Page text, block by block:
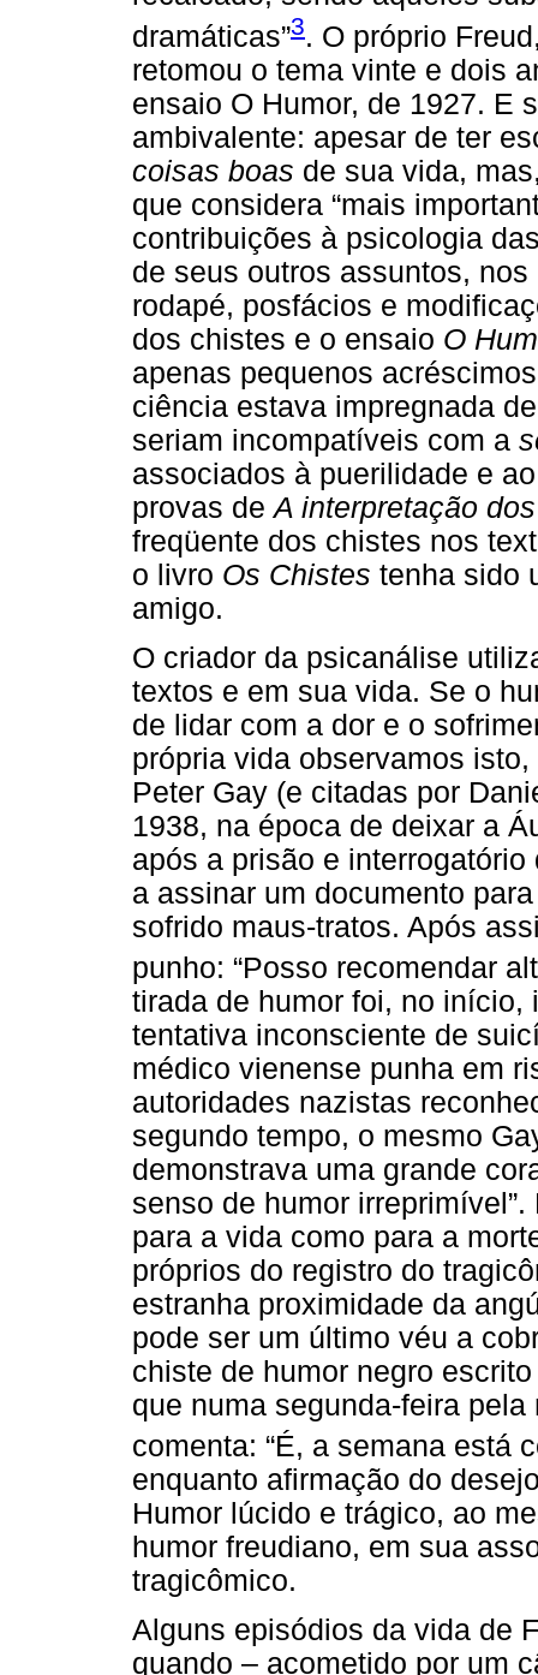
dramáticas”3. O próprio
retomou o tema vinte e dois
ensaio O Humor, de 1927. E
ambivalente: apesar de ter
coisas boas de sua vida,
que considera “mais
contribuições à psicologia
de seus outros assuntos,
rodapé, posfácios e
dos chistes e o ensaio O
apenas pequenos
ciência estava impregnada
seriam incompatíveis com a
associados à puerilidade e
provas deA interpretação
freqüente dos chistes nos
o livro Os Chistes tenha sido
amigo.
O criador da psicanálise
textos e em sua vida. Se o
de lidar com a dor e o
própria vida observamos
Peter Gay (e citadas por
1938, na época de deixar a
após a prisão e
a assinar um documento
sofrido maus-tratos. Após
punho: “Posso recomendar
tirada de humor foi, no início,
tentativa inconsciente de
médico vienense punha em
autoridades nazistas
segundo tempo, o mesmo
demonstrava uma grande
senso de humor
para a vida como para a
próprios do registro do
estranha proximidade da
pode ser um último véu a
chiste de humor negro
que numa segunda-feira
comenta: “É, a semana está
enquanto afirmação do
Humor lúcido e trágico, ao
humor freudiano, em sua
tragicômico.
Alguns episódios da vida de
quando – acometido por um